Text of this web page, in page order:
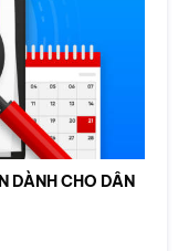
DÀNH CHO DÂN